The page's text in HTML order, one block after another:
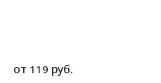
от 119 руб.